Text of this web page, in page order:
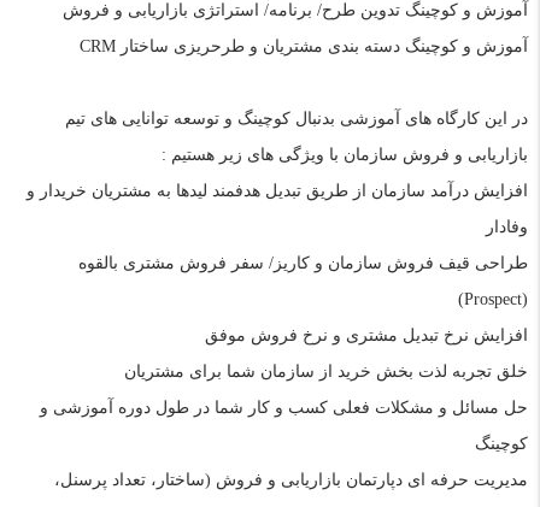
آموزش و کوچینگ تدوین طرح/ برنامه/ استراتژی بازاریابی و فروش
آموزش و کوچینگ دسته بندی مشتریان و طرحریزی ساختار CRM
در این کارگاه های آموزشی بدنبال کوچینگ و توسعه توانایی های تیم
بازاریابی و فروش سازمان با ویژگی های زیر هستیم :
افزایش درآمد سازمان از طریق تبدیل هدفمند لیدها به مشتریان خریدار و
وفادار
طراحی قیف فروش سازمان و کاریز/ سفر فروش مشتری بالقوه
(Prospect)
افزایش نرخ تبدیل مشتری و نرخ فروش موفق
خلق تجربه لذت بخش خرید از سازمان شما برای مشتریان
حل مسائل و مشکلات فعلی کسب و کار شما در طول دوره آموزشی و
کوچینگ
مدیریت حرفه ای دپارتمان بازاریابی و فروش (ساختار، تعداد پرسنل،